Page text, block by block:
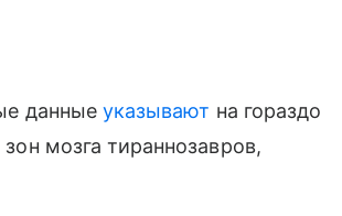
данные указывают на гораздо
мозга тираннозавров,